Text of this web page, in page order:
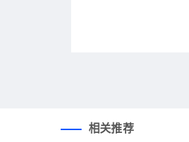
相关推荐